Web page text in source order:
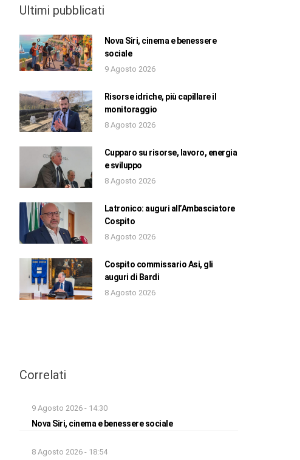
Ultimi pubblicati
Nova Siri, cinema e benessere
sociale
9 Agosto 2026
Risorse idriche, più capillare il
monitoraggio
8 Agosto 2026
Cupparo su risorse, lavoro, energia
e sviluppo
8 Agosto 2026
Latronico: auguri all’Ambasciatore
Cospito
8 Agosto 2026
Cospito commissario Asi, gli
auguri di Bardi
8 Agosto 2026
Correlati
9 Agosto 2026 - 14:30
Nova Siri, cinema e benessere sociale
8 Agosto 2026 - 18:54